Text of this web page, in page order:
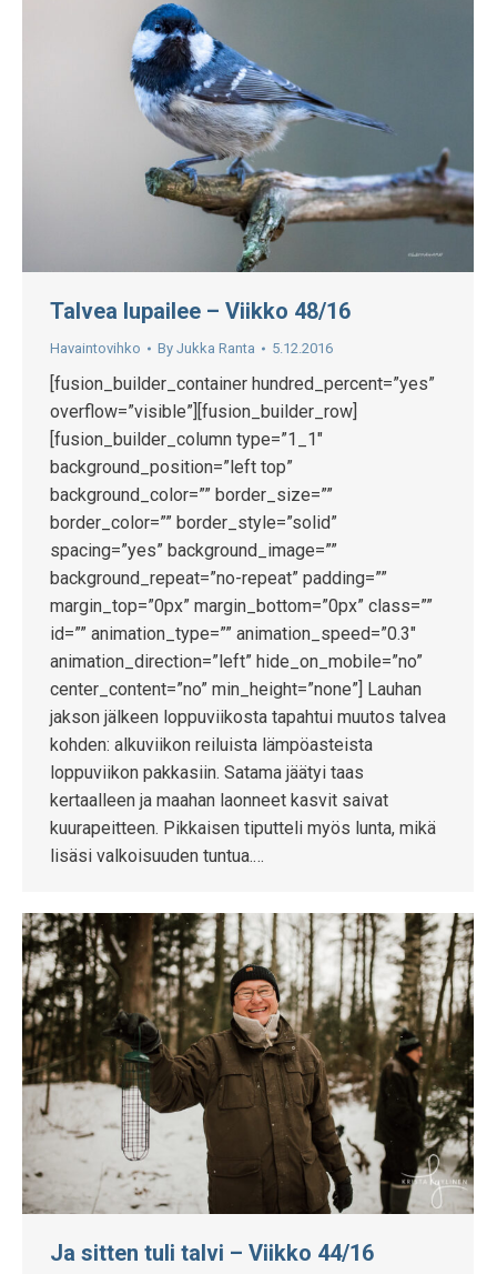
Talvea lupailee – Viikko 48/16
Havaintovihko By Jukka Ranta 5.12.2016
[fusion_builder_container hundred_percent=”yes”
overflow=”visible”][fusion_builder_row]
[fusion_builder_column type=”1_1″
background_position=”left top”
background_color=”” border_size=””
border_color=”” border_style=”solid”
spacing=”yes” background_image=””
background_repeat=”no-repeat” padding=””
margin_top=”0px” margin_bottom=”0px” class=””
id=”” animation_type=”” animation_speed=”0.3″
animation_direction=”left” hide_on_mobile=”no”
center_content=”no” min_height=”none”] Lauhan
jakson jälkeen loppuviikosta tapahtui muutos talvea
kohden: alkuviikon reiluista lämpöasteista
loppuviikon pakkasiin. Satama jäätyi taas
kertaalleen ja maahan laonneet kasvit saivat
kuurapeitteen. Pikkaisen tiputteli myös lunta, mikä
lisäsi valkoisuuden tuntua.…
Ja sitten tuli talvi – Viikko 44/16